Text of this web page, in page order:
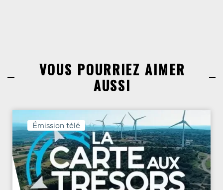
VOUS POURRIEZ AIMER
AUSSI
Émission télé